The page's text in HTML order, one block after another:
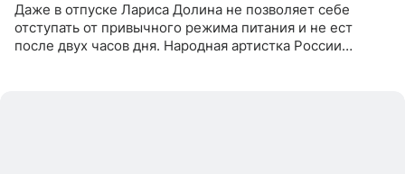
Даже в отпуске Лариса Долина не позволяет себе
отступать от привычного режима питания и не ест
после двух часов дня. Народная артистка России